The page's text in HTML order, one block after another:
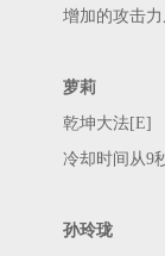
增加的攻击力
萝莉
乾坤大法[E]
冷却时间从9
孙玲珑